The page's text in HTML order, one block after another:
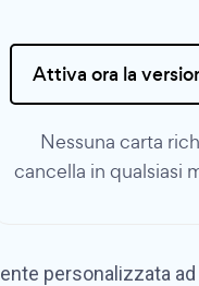
Attiva ora la
Nessuna carta
cancella in qualsiasi
personalizzata